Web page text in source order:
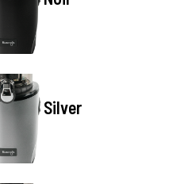
10
Silver
10